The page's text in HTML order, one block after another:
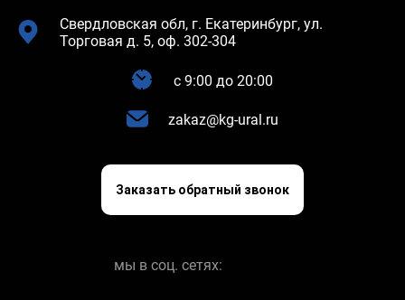
Свердловская обл, г. Екатеринбург, ул.
Торговая д. 5, оф. 302-304
c 9:00 до 20:00
zakaz@kg-ural.ru
Заказать обратный звонок
мы в соц. сетях: